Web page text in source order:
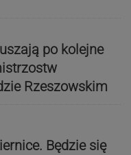
po kolejne
Rzeszowskim
Będzie się